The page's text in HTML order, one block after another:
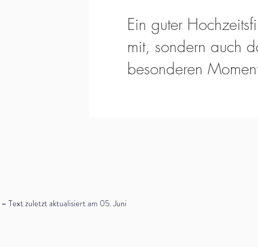
Ein guter
mit, sondern auch
besonderen
Text zuletzt aktualisiert am 05. Juni